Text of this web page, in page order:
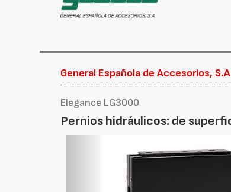
General Española de Accesorios,
Elegance LG3000
Pernios hidráulicos: de